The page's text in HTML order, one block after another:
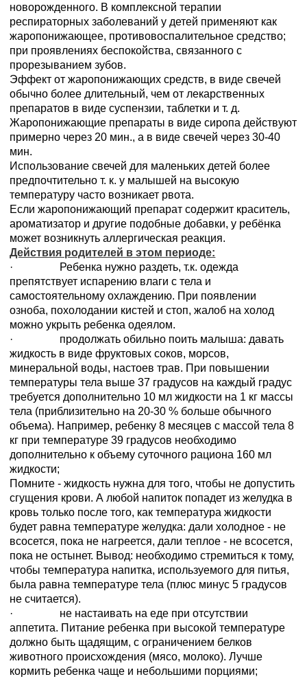
новорожденного. В комплексной терапии
респираторных заболеваний у детей применяют как
жаропонижающее, противовоспалительное средство;
при проявлениях беспокойства, связанного с
прорезыванием зубов.
Эффект от жаропонижающих средств, в виде свечей
обычно более длительный, чем от лекарственных
препаратов в виде суспензии, таблетки и т. д.
Жаропонижающие препараты в виде сиропа действуют
примерно через 20 мин., а в виде свечей через 30-40
мин.
Использование свечей для маленьких детей более
предпочтительно т. к. у малышей на высокую
температуру часто возникает рвота.
Если жаропонижающий препарат содержит краситель,
ароматизатор и другие подобные добавки, у ребёнка
может возникнуть аллергическая реакция.
Действия родителей в этом периоде:
· Ребенка нужно раздеть, т.к. одежда
препятствует испарению влаги с тела и
самостоятельному охлаждению. При появлении
озноба, похолодании кистей и стоп, жалоб на холод
можно укрыть ребенка одеялом.
· продолжать обильно поить малыша: давать
жидкость в виде фруктовых соков, морсов,
минеральной воды, настоев трав. При повышении
температуры тела выше 37 градусов на каждый градус
требуется дополнительно 10 мл жидкости на 1 кг массы
тела (приблизительно на 20-30 % больше обычного
объема). Например, ребенку 8 месяцев с массой тела 8
кг при температуре 39 градусов необходимо
дополнительно к объему суточного рациона 160 мл
жидкости;
Помните - жидкость нужна для того, чтобы не допустить
сгущения крови. А любой напиток попадет из желудка в
кровь только после того, как температура жидкости
будет равна температуре желудка: дали холодное - не
всосется, пока не нагреется, дали теплое - не всосется,
пока не остынет. Вывод: необходимо стремиться к тому,
чтобы температура напитка, используемого для питья,
была равна температуре тела (плюс минус 5 градусов
не считается).
· не настаивать на еде при отсутствии
аппетита. Питание ребенка при высокой температуре
должно быть щадящим, с ограничением белков
животного происхождения (мясо, молоко). Лучше
кормить ребенка чаще и небольшими порциями;